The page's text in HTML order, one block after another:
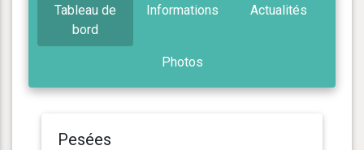
Tableau de
bord
Informations Actualités
Photos
Pesées